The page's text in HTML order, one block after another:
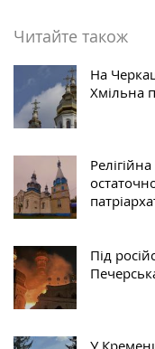
Читайте також
На
Хмільна
Під